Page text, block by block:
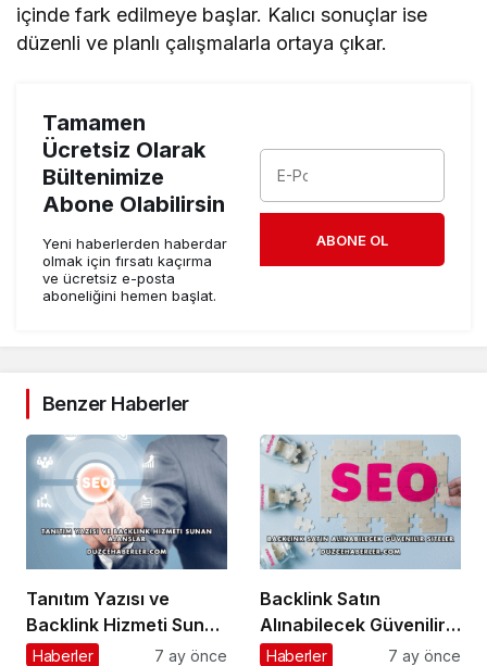
içinde fark edilmeye başlar. Kalıcı sonuçlar ise
düzenli ve planlı çalışmalarla ortaya çıkar.
Tamamen
Ücretsiz Olarak
Bültenimize
Abone Olabilirsin
Yeni haberlerden haberdar
olmak için fırsatı kaçırma
ve ücretsiz e-posta
aboneliğini hemen başlat.
ABONE OL
Benzer Haberler
Tanıtım Yazısı ve
Backlink Hizmeti Sunan
Ajanslar
Haberler 7 ay önce
Backlink Satın
Alınabilecek Güvenilir
Siteler
Haberler 7 ay önce